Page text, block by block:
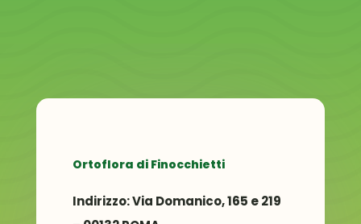
Ortoflora di Finocchietti
Indirizzo:Via Domanico, 165 e 219